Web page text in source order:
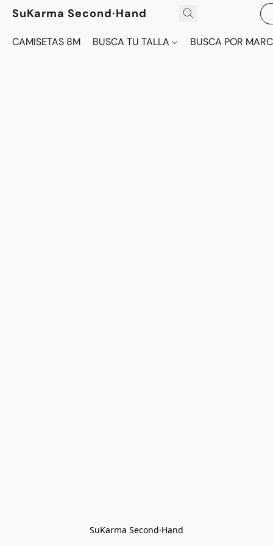
SuKarma Second·Hand
CAMISETAS 8M BUSCA TU TALLA BUSCA POR
SuKarma Second·Hand